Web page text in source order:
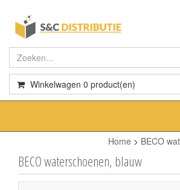
Winkelwagen 0 product(en)
Home > BECO
BECO waterschoenen, blauw